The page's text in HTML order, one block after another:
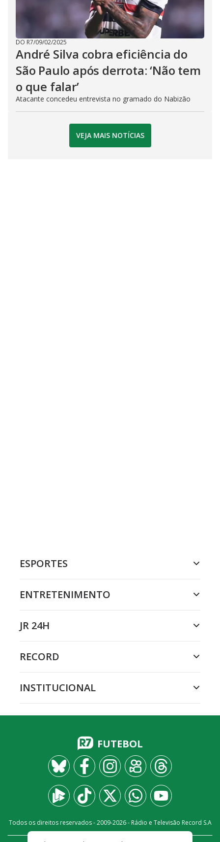
DO R7/09/02/2025
André Silva cobra eficiência do
São Paulo após derrota: ‘Não tem
o que falar’
Atacante concedeu entrevista no gramado do Nabizão
VEJA MAIS NOTÍCIAS
ESPORTES
ENTRETENIMENTO
JR 24H
RECORD
INSTITUCIONAL
FUTEBOL
Todos os direitos reservados - 2009-2026- Rádio e Televisão Record S.A